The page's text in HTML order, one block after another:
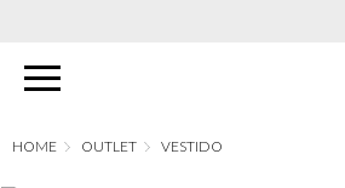
OUTLET VESTIDO